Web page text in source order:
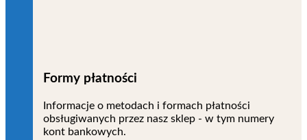
Formy płatności
Informacje o metodach i formach płatności
obsługiwanych przez nasz sklep - w tym numery
kont bankowych.